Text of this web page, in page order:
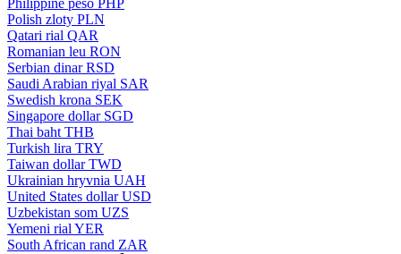
Philippine peso PHP
Polish zloty PLN
Qatari rial QAR
Romanian leu RON
Serbian dinar RSD
Saudi Arabian riyal SAR
Swedish krona SEK
Singapore dollar SGD
Thai baht THB
Turkish lira TRY
Taiwan dollar TWD
Ukrainian hryvnia UAH
United States dollar USD
Uzbekistan som UZS
Yemeni rial YER
South African rand ZAR